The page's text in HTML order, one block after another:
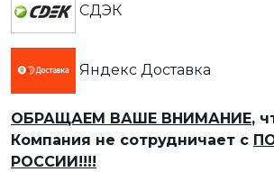
СДЭК
Яндекс Доставка
ОБРАЩАЕМ ВАШЕ ВНИМАНИЕ,
Компания не сотрудничает с
РОССИИ!!!!